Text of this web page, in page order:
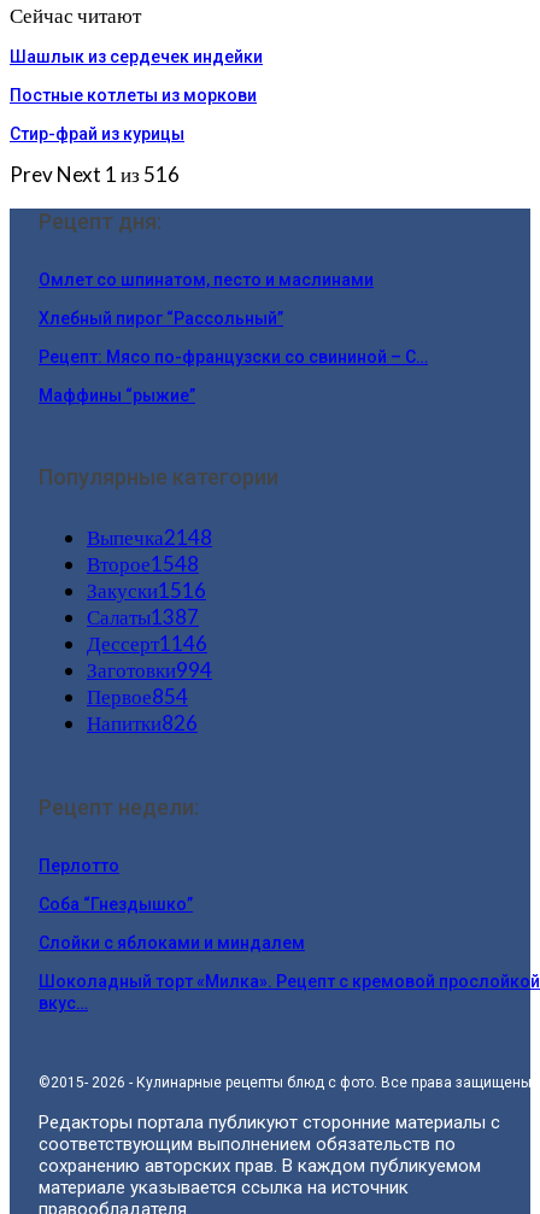
Сейчас читают
Шашлык из сердечек индейки
Постные котлеты из моркови
Стир-фрай из курицы
PrevNext 1 из 516
Рецепт дня:
Омлет со шпинатом, песто и маслинами
Хлебный пирог “Рассольный”
Рецепт: Мясо по-французски со свининой – С…
Маффины “рыжие”
Популярные категории
Выпечка2148
Второе1548
Закуски1516
Салаты1387
Дессерт1146
Заготовки994
Первое854
Напитки826
Рецепт недели:
Перлотто
Соба “Гнездышко”
Слойки с яблоками и миндалем
Шоколадный торт «Милка». Рецепт с кремовой
вкус…
©2015- 2026 - Кулинарные рецепты блюд с фото. Все права защищены.
Редакторы портала публикуют сторонние материалы с
соответствующим выполнением обязательств по
сохранению авторских прав. В каждом публикуемом
материале указывается ссылка на источник
правообладателя.